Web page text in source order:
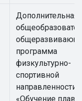
Дополнительная
программа
физкультурно-
спортивной
направленности
«Обучение